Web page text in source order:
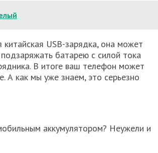
USB-зарядка, она может
батарею с силой тока
В итоге ваш телефон может
А как мы уже знаем, это серьезно
аккумулятором? Неужели и